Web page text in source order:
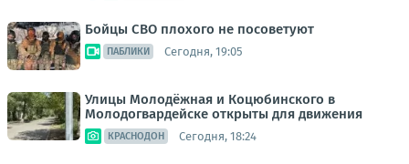
Бойцы СВО плохого не посоветуют
ПАБЛИКИ Сегодня, 19:05
Улицы Молодёжная и Коцюбинского в
Молодогвардейске открыты для движения
КРАСНОДОН Сегодня, 18:24